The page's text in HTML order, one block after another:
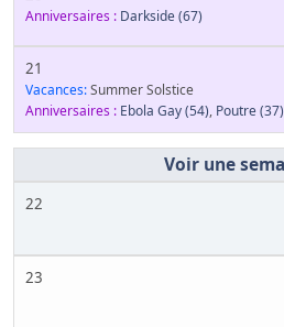
Anniversaires : Darkside(67)
21
Vacances:Summer Solstice
Anniversaires : Ebola Gay(54), Poutre(37)
22
23